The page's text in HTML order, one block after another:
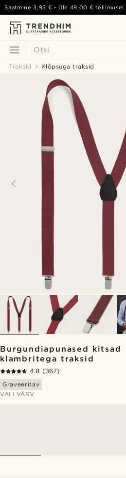
Otsi
Saatmine3,95 € - Üle 49,00 € tellimusel
Traksid Klõpsuga traksid
Burgundiapunased kitsad
klambritega traksid
4.8 (367)
Graveeritav
VALI VÄRV